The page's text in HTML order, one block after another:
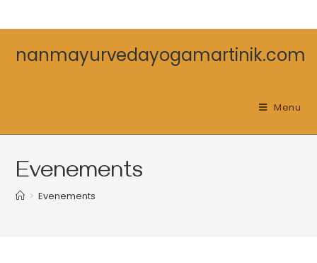
nanmayurvedayogamartinik.com
Menu
Evenements
> Evenements